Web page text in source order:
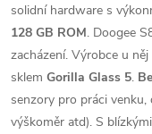
solidní hardware s
128 GB ROM. Doogee
zacházení. Výrobce u
sklem Gorilla Glass 5.
senzory pro práci
výškoměr atd). S